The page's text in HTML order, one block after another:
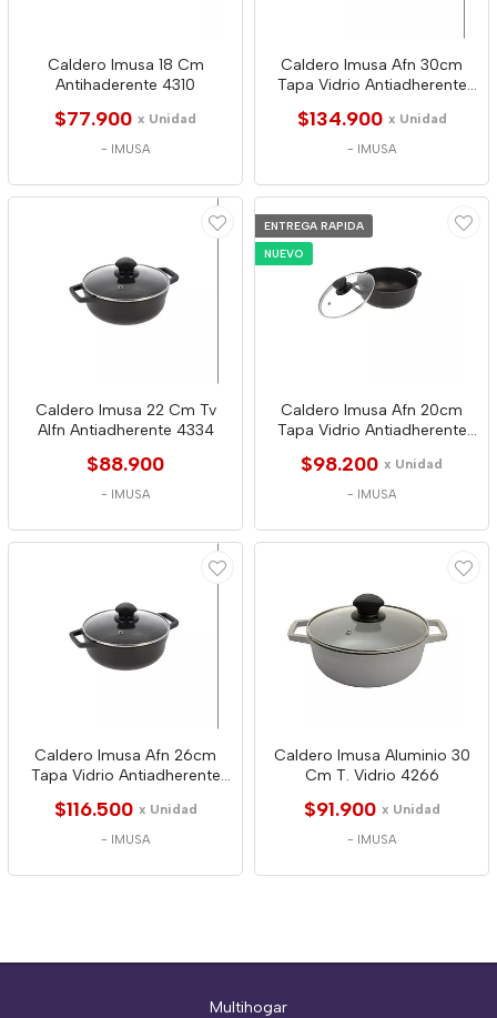
Caldero Imusa 18 Cm
Antihaderente 4310
$77.900 x Unidad
- IMUSA
Caldero Imusa Afn 30cm
Tapa Vidrio Antiadherente
$134.900 x Unidad
- IMUSA
Caldero Imusa 22 Cm Tv
Alfn Antiadherente 4334
$88.900
- IMUSA
ENTREGA RAPIDA
NUEVO
Caldero Imusa Afn 20cm
Tapa Vidrio Antiadherente
$98.200 x Unidad
- IMUSA
Caldero Imusa Afn 26cm
Tapa Vidrio Antiadherente
$116.500 x Unidad
- IMUSA
Caldero Imusa Aluminio 30
Cm T. Vidrio 4266
$91.900 x Unidad
- IMUSA
Multihogar